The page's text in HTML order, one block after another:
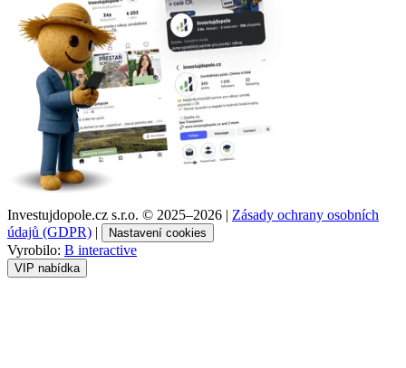
Investujdopole.cz s.r.o. © 2025–2026 | Zásady ochrany osobních
údajů (GDPR) | Nastavení cookies
Vyrobilo: B interactive
VIP nabídka